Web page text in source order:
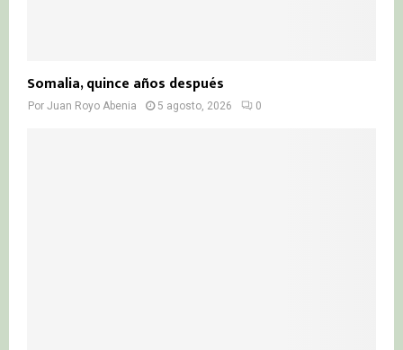
Somalia, quince años después
Por Juan Royo Abenia 5 agosto, 2026 0